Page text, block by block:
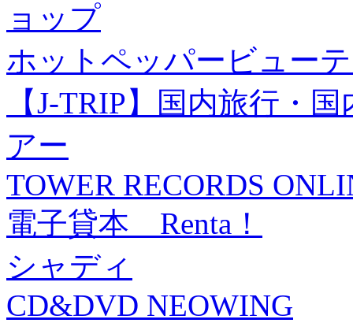
ョップ
ホットペッパービュー
【J-TRIP】国内旅行・
アー
TOWER RECORDS
電子貸本 Renta！
シャディ
CD&DVD NEOWING